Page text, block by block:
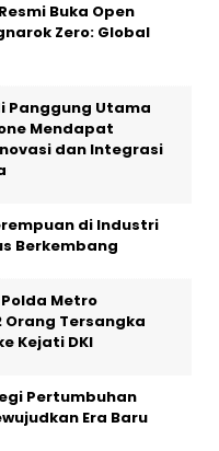
Buka Open
Zero: Global
Panggung Utama
Mendapat
dan Integrasi
di Industri
Berkembang
Metro
Orang Tersangka
Kejati DKI
Pertumbuhan
Era Baru